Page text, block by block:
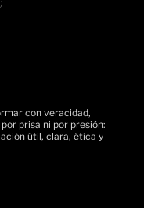
con veracidad,
prisa ni por presión:
útil, clara, ética y